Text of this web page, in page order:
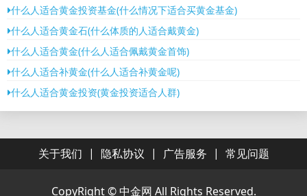
什么人适合黄金投资基金(什么情况下适合买黄金基金)
什么人适合黄金石(什么体质的人适合戴黄金)
什么人适合黄金(什么人适合佩戴黄金首饰)
什么人适合补黄金(什么人适合补黄金呢)
什么人适合黄金投资(黄金投资适合人群)
关于我们 | 隐私协议 | 广告服务 | 常见问题
CopyRight © 中金网 All Rights Reserved.